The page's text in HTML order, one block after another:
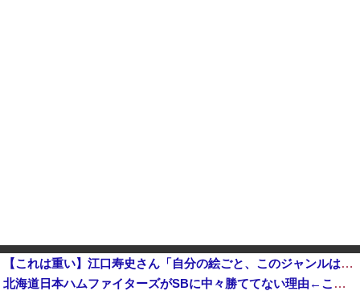
【これは重い】江口寿史さん「自分の絵ごと、このジャンルはそろそろ終わりかな」
北海道日本ハムファイターズがSBに中々勝ててない理由←これ他